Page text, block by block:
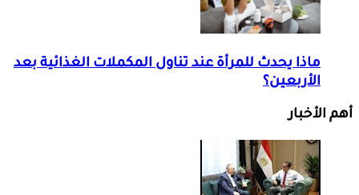
ماذا يحدث للمرأة عند تناول المكملات الغذائية بعد
الأربعين؟
أهم الأخبار